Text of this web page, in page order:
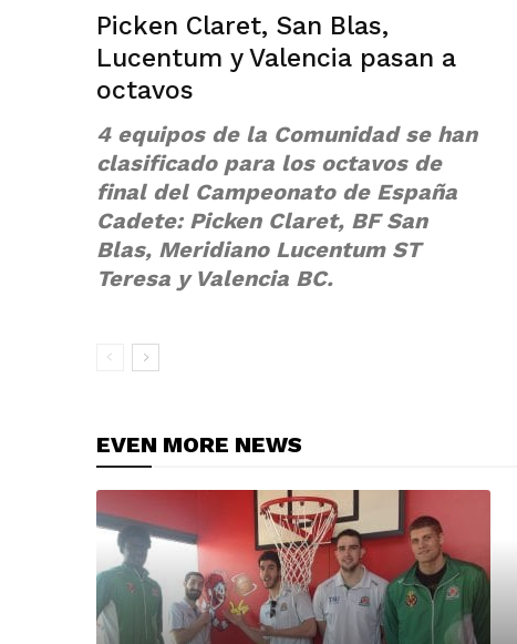
Picken Claret, San Blas,
Lucentum y Valencia pasan a
octavos
4 equipos de la Comunidad se han
clasificado para los octavos de
final del Campeonato de España
Cadete: Picken Claret, BF San
Blas, Meridiano Lucentum ST
Teresa y Valencia BC.
EVEN MORE NEWS